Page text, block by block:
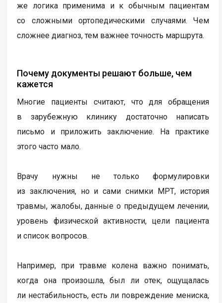
же логика применима и к обычным пациентам
со сложными ортопедическими случаями. Чем
сложнее диагноз, тем важнее точность маршрута.
Почему документы решают больше, чем
кажется
Многие пациенты считают, что для обращения
в зарубежную клинику достаточно написать
письмо и приложить заключение. На практике
этого часто мало.
Врачу нужны не только формулировки
из заключения, но и сами снимки МРТ, история
травмы, жалобы, данные о предыдущем лечении,
уровень физической активности, цели пациента
и список вопросов.
Например, при травме колена важно понимать,
когда она произошла, был ли отек, ощущалась
ли нестабильность, есть ли повреждение мениска,